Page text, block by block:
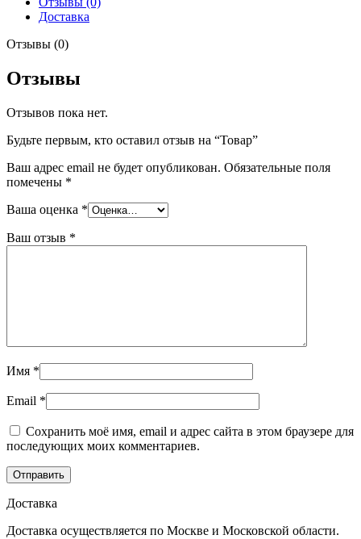
Доставка
Отзывы (0)
Отзывы
Отзывов пока нет.
Будьте первым, кто оставил отзыв на “Товар”
Ваш адрес email не будет опубликован. Обязательные поля
помечены *
Ваша оценка *
Ваш отзыв *
Имя *
Email *
Сохранить моё имя, email и адрес сайта в этом браузере для
последующих моих комментариев.
Доставка
Доставка осуществляется по Москве и Московской области.